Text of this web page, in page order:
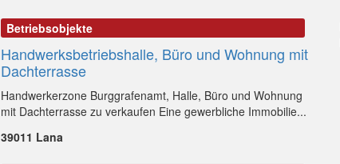
Betriebsobjekte
Handwerksbetriebshalle, Büro und Wohnung mit
Dachterrasse
Handwerkerzone Burggrafenamt, Halle, Büro und Wohnung
mit Dachterrasse zu verkaufen Eine gewerbliche Immobilie...
39011 Lana